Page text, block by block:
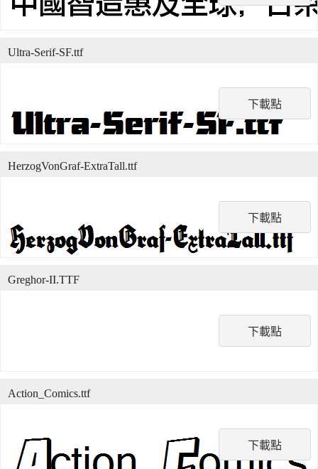
下載點
Ultra-Serif-SF.ttf
下載點
HerzogVonGraf-ExtraTall.ttf
下載點
Greghor-II.TTF
下載點
Action_Comics.ttf